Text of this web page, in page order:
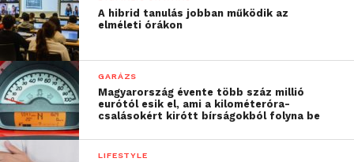
A hibrid tanulás jobban működik az
elméleti órákon
GARÁZS
Magyarország évente több száz millió
eurótól esik el, ami a kilométeróra-
csalásokért kirótt bírságokból folyna be
LIFESTYLE